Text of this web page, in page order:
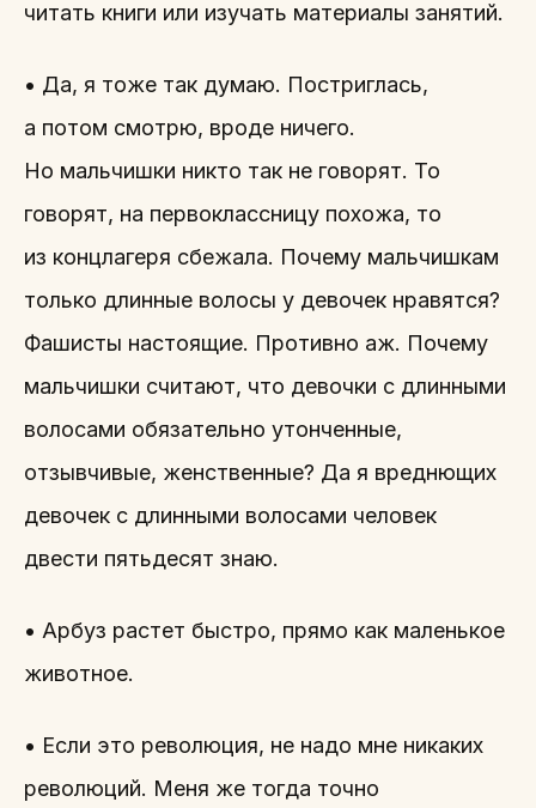
читать книги или изучать материалы занятий.
• Да, я тоже так думаю. Постриглась,
а потом смотрю, вроде ничего.
Но мальчишки никто так не говорят. То
говорят, на первоклассницу похожа, то
из концлагеря сбежала. Почему мальчишкам
только длинные волосы у девочек нравятся?
Фашисты настоящие. Противно аж. Почему
мальчишки считают, что девочки с длинными
волосами обязательно утонченные,
отзывчивые, женственные? Да я вреднющих
девочек с длинными волосами человек
двести пятьдесят знаю.
• Арбуз растет быстро, прямо как маленькое
животное.
• Если это революция, не надо мне никаких
революций. Меня же тогда точно